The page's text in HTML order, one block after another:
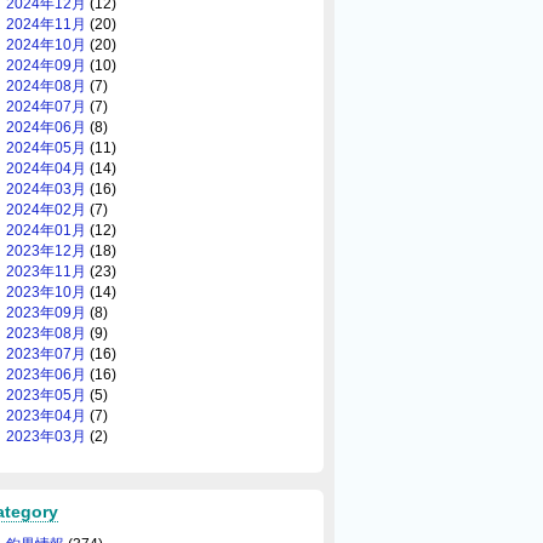
2024年11月 (20)
2024年10月 (20)
2024年09月 (10)
2024年08月 (7)
2024年07月 (7)
2024年06月 (8)
2024年05月 (11)
2024年04月 (14)
2024年03月 (16)
2024年02月 (7)
2024年01月 (12)
2023年12月 (18)
2023年11月 (23)
2023年10月 (14)
2023年09月 (8)
2023年08月 (9)
2023年07月 (16)
2023年06月 (16)
2023年05月 (5)
2023年04月 (7)
2023年03月 (2)